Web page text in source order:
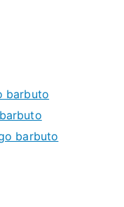
barbuto
barbuto